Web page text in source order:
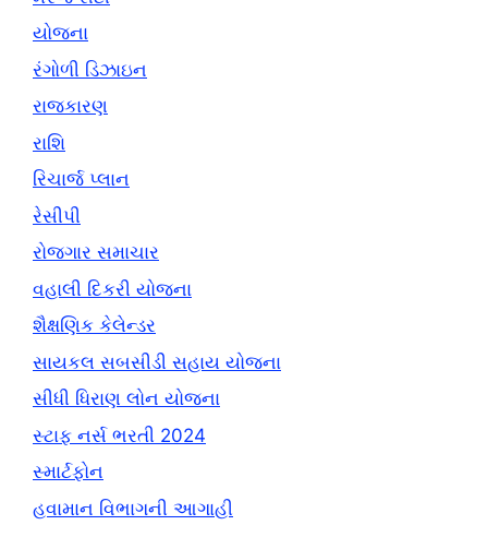
યોજના
રંગોળી ડિઝાઇન
રાજકારણ
રાશિ
રિચાર્જ પ્લાન
રેસીપી
રોજગાર સમાચાર
વહાલી દિકરી યોજના
શૈક્ષણિક કેલેન્ડર
સાયકલ સબસીડી સહાય યોજના
સીધી ધિરાણ લોન યોજના
સ્ટાફ નર્સ ભરતી 2024
સ્માર્ટફોન
હવામાન વિભાગની આગાહી